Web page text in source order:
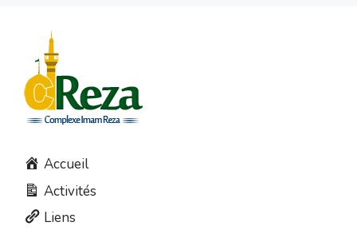
Accueil
Activités
Liens